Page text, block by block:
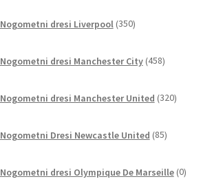
Nogometni dresi Liverpool 350izdelkov
Nogometni dresi Manchester City 458izdelkov
Nogometni dresi Manchester United 320izdelkov
Nogometni Dresi Newcastle United 85izdelkov
Nogometni dresi Olympique De Marseille 0